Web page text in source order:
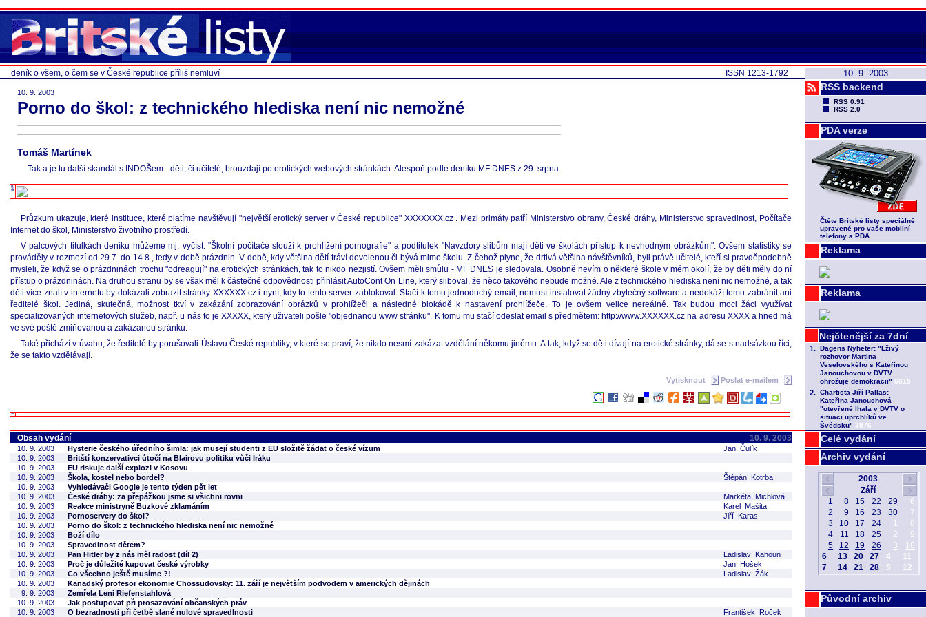
10. 9. 2003
RSS backend
RSS 0.91
RSS 2.0
PDA verze
Čtěte Britské listy speciálně
upravené pro vaše mobilní
telefony a PDA
Reklama
Reklama
Celé vydání
Archiv vydání
Původní archiv
ISSN 1213-1792
deník o všem, o čem se v České republice příliš nemluví
10. 9. 2003
Porno do škol: z technického hlediska není nic nemožné
Tomáš Martínek
Tak a je tu další skandál s INDOŠem - děti, či učitelé, brouzdají po erotických webových stránkách. Alespoň podle deníku MF DNES z 29. srpna.
Průzkum ukazuje, které instituce, které platíme navštěvují "největší erotický server v České republice" XXXXXXX.cz . Mezi primáty patří Ministerstvo obrany, České dráhy, Ministerstvo spravedlnost, Počítače
Internet do škol, Ministerstvo životního prostředí.
V palcových titulkách deníku můžeme mj. vyčíst: "Školní počítače slouží k prohlížení pornografie" a podtitulek "Navzdory slibům mají děti ve školách přístup k nevhodným obrázkům". Ovšem statistiky se
prováděly v rozmezí od 29.7. do 14.8., tedy v době prázdnin. V době, kdy většina dětí tráví dovolenou či bývá mimo školu. Z čehož plyne, že drtivá většina návštěvníků, byli právě učitelé, kteří si pravděpodobně
mysleli, že když se o prázdninách trochu "odreagují" na erotických stránkách, tak to nikdo nezjistí. Ovšem měli smůlu - MF DNES je sledovala. Osobně nevím o některé škole v mém okolí, že by děti měly do ní
přístup o prázdninách. Na druhou stranu by se však měl k částečné odpovědnosti přihlásit AutoCont On Line, který sliboval, že něco takového nebude možné. Ale z technického hlediska není nic nemožné, a tak
děti více znalí v internetu by dokázali zobrazit stránky XXXXXX.cz i nyní, kdy to tento server zablokoval. Stačí k tomu jednoduchý email, nemusí instalovat žádný zbytečný software a nedokáží tomu zabránit ani
ředitelé škol. Jediná, skutečná, možnost tkví v zakázání zobrazování obrázků v prohlížeči a následné blokádě k nastavení prohlížeče. To je ovšem velice nereálné. Tak budou moci žáci využívat
specializovaných internetových služeb, např. u nás to je XXXXX, který uživateli pošle "objednanou www stránku". K tomu mu stačí odeslat email s předmětem: http://www.XXXXXX.cz na adresu XXXX a hned má
ve své poště zmiňovanou a zakázanou stránku.
Také přichází v úvahu, že ředitelé by porušovali Ústavu České republiky, v které se praví, že nikdo nesmí zakázat vzdělání někomu jinému. A tak, když se děti dívají na erotické stránky, dá se s nadsázkou říci,
že se takto vzdělávají.
Vytisknout Poslat e-mailem
Obsah vydání 10. 9. 2003
10. 9. 2003 Hysterie českého úředního šimla: jak musejí studenti z EU složitě žádat o české vízum
Jan Čulík
10. 9. 2003
Britští konzervativci útočí na Blairovu politiku vůči Iráku
10. 9. 2003
EU riskuje další explozi v Kosovu
10. 9. 2003
Škola, kostel nebo bordel?
Štěpán Kotrba
10. 9. 2003
Vyhledávači Google je tento týden pět let
10. 9. 2003
České dráhy: za přepážkou jsme si všichni rovni
Markéta Michlová
10. 9. 2003
Reakce ministryně Buzkové zklamáním
Karel Mašita
10. 9. 2003
Pornoservery do škol?
Jiří Karas
10. 9. 2003
Porno do škol: z technického hlediska není nic nemožné
10. 9. 2003
Boží dílo
10. 9. 2003
Spravedlnost dětem?
10. 9. 2003
Pan Hitler by z nás měl radost (díl 2)
Ladislav Kahoun
10. 9. 2003
Proč je důležité kupovat české výrobky
Jan Hošek
10. 9. 2003
Co všechno ještě musíme ?!
Ladislav Žák
10. 9. 2003
Kanadský profesor ekonomie Chossudovsky: 11. září je největším podvodem v amerických dějinách
9. 9. 2003
Zemřela Leni Riefenstahlová
10. 9. 2003
Jak postupovat při prosazování občanských práv
10. 9. 2003
O bezradnosti při četbě slané nulové spravedlnosti František Roček